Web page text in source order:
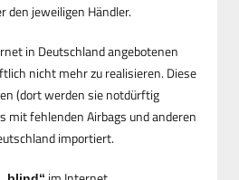
den jeweiligen Händler.
in Deutschland angebotenen
nicht mehr zu realisieren. Diese
(dort werden sie notdürftig
mit fehlenden Airbags und anderen
importiert.